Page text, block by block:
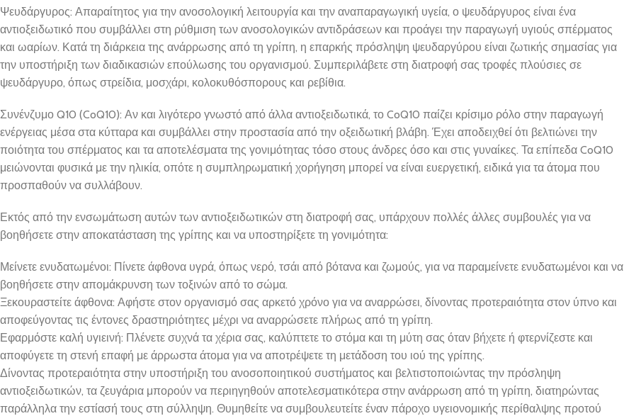
Ψευδάργυρος: Απαραίτητος για την ανοσολογική λειτουργία και την αναπαραγωγική υγεία, ο ψευδάργυρος είναι ένα
αντιοξειδωτικό που συμβάλλει στη ρύθμιση των ανοσολογικών αντιδράσεων και προάγει την παραγωγή υγιούς σπέρματος
και ωαρίων. Κατά τη διάρκεια της ανάρρωσης από τη γρίπη, η επαρκής πρόσληψη ψευδαργύρου είναι ζωτικής σημασίας για
την υποστήριξη των διαδικασιών επούλωσης του οργανισμού. Συμπεριλάβετε στη διατροφή σας τροφές πλούσιες σε
ψευδάργυρο, όπως στρείδια, μοσχάρι, κολοκυθόσπορους και ρεβίθια.
Συνένζυμο Q10 (CoQ10): Αν και λιγότερο γνωστό από άλλα αντιοξειδωτικά, το CoQ10 παίζει κρίσιμο ρόλο στην παραγωγή
ενέργειας μέσα στα κύτταρα και συμβάλλει στην προστασία από την οξειδωτική βλάβη. Έχει αποδειχθεί ότι βελτιώνει την
ποιότητα του σπέρματος και τα αποτελέσματα της γονιμότητας τόσο στους άνδρες όσο και στις γυναίκες. Τα επίπεδα CoQ10
μειώνονται φυσικά με την ηλικία, οπότε η συμπληρωματική χορήγηση μπορεί να είναι ευεργετική, ειδικά για τα άτομα που
προσπαθούν να συλλάβουν.
Εκτός από την ενσωμάτωση αυτών των αντιοξειδωτικών στη διατροφή σας, υπάρχουν πολλές άλλες συμβουλές για να
βοηθήσετε στην αποκατάσταση της γρίπης και να υποστηρίξετε τη γονιμότητα:
Μείνετε ενυδατωμένοι: Πίνετε άφθονα υγρά, όπως νερό, τσάι από βότανα και ζωμούς, για να παραμείνετε ενυδατωμένοι και να
βοηθήσετε στην απομάκρυνση των τοξινών από το σώμα.
Ξεκουραστείτε άφθονα: Αφήστε στον οργανισμό σας αρκετό χρόνο για να αναρρώσει, δίνοντας προτεραιότητα στον ύπνο και
αποφεύγοντας τις έντονες δραστηριότητες μέχρι να αναρρώσετε πλήρως από τη γρίπη.
Εφαρμόστε καλή υγιεινή: Πλένετε συχνά τα χέρια σας, καλύπτετε το στόμα και τη μύτη σας όταν βήχετε ή φτερνίζεστε και
αποφύγετε τη στενή επαφή με άρρωστα άτομα για να αποτρέψετε τη μετάδοση του ιού της γρίπης.
Δίνοντας προτεραιότητα στην υποστήριξη του ανοσοποιητικού συστήματος και βελτιστοποιώντας την πρόσληψη
αντιοξειδωτικών, τα ζευγάρια μπορούν να περιηγηθούν αποτελεσματικότερα στην ανάρρωση από τη γρίπη, διατηρώντας
παράλληλα την εστίασή τους στη σύλληψη. Θυμηθείτε να συμβουλευτείτε έναν πάροχο υγειονομικής περίθαλψης προτού